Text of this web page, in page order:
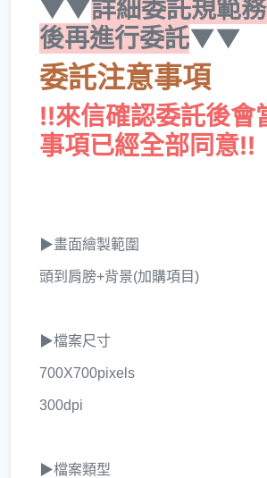
▼▼詳細委託規範
後再進行委託▼▼
委託注意事項
!!來信確認委託後會
事項已經全部同意!!
▶畫面繪製範圍
頭到肩膀+背景(加購項目)
▶檔案尺寸
700X700pixels
300dpi
▶檔案類型